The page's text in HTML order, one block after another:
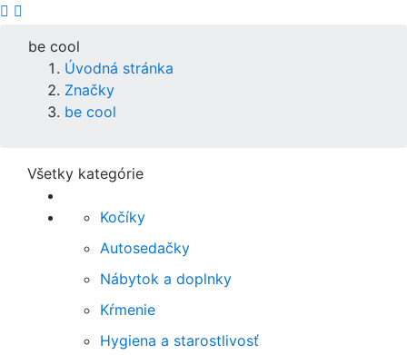
be cool
Úvodná stránka
Značky
be cool
Všetky kategórie
Kočíky
Autosedačky
Nábytok a doplnky
Kŕmenie
Hygiena a starostlivosť